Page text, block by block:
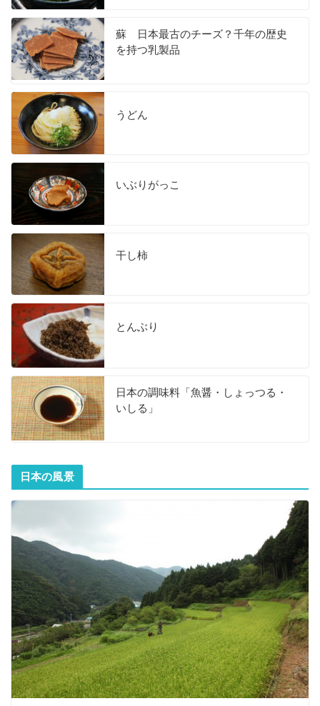
蘇 日本最古のチーズ？千年の歴史
を持つ乳製品
うどん
いぶりがっこ
干し柿
とんぶり
日本の調味料「魚醤・しょっつる・
いしる」
日本の風景